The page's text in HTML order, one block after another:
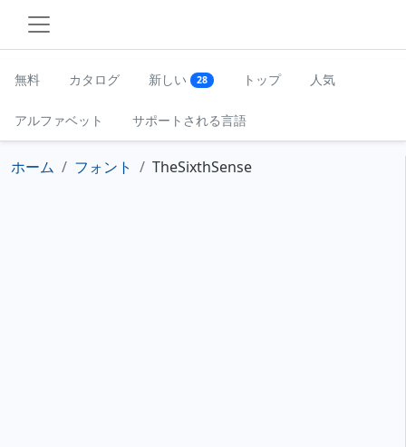
無料 カタログ 新しい 28 トップ 人気
アルファベット サポートされる言語
ホーム フォント TheSixthSense